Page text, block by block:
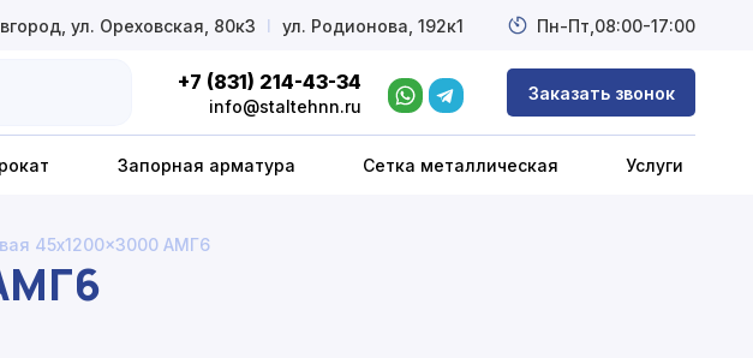
+7 (831) 214-43-34
info@staltehnn.ru
Заказать звонок
Запорная арматура Сетка металлическая Услуги
ул. Ореховская, 80к3 l ул. Родионова, 192к1 Пн-Пт, 08:00-17:00
45x1200x3000 АМГ6